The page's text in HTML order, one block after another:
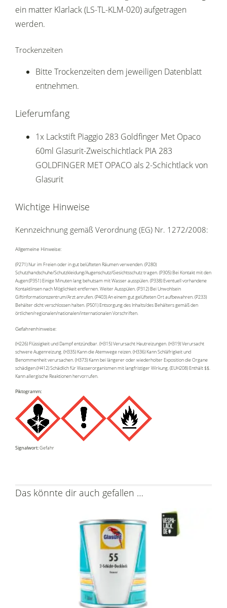
ein matter Klarlack (LS-TL-KLM-020) aufgetragen
werden.
Trockenzeiten
Bitte Trockenzeiten dem jeweiligen Datenblatt
entnehmen.
Lieferumfang
1x Lackstift Piaggio 283 Goldfinger Met Opaco
60ml Glasurit-Zweischichtlack PIA 283
GOLDFINGER MET OPACO als 2-Schichtlack von
Glasurit
Wichtige Hinweise
Kennzeichnung gemäß Verordnung (EG) Nr. 1272/2008:
Allgemeine Hinweise:
(P271) Nur im Freien oder in gut belüfteten Räumen verwenden. (P280)
Schutzhandschuhe/Schutzkleidung/Augenschutz/Gesichtsschutz tragen. (P305) Bei Kontakt mit den
Augen:(P351) Einige Minuten lang behutsam mit Wasser ausspülen. (P338) Eventuell vorhandene
Kontaktlinsen nach Möglichkeit entfernen. Weiter Ausspülen. (P312) Bei Unwohlsein
Giftinformationszentrum/Arzt anrufen. (P403) An einem gut gelüfteten Ort aufbewahren. (P233)
Behälter dicht verschlossen halten. (P501) Entsorgung des Inhalts/des Behälters gemäß den
örtlichen/regionalen/nationalen/internationalen Vorschriften.
Gefahrenhinweise:
(H226) Flüssigkeit und Dampf entzündbar. (H315) Verursacht Hautreizungen. (H319) Verursacht
schwere Augenreizung. (H335) Kann die Atemwege reizen. (H336) Kann Schläfrigkeit und
Benommenheit verursachen. (H373) Kann bei längerer oder wiederholter Exposition die Organe
schädigen.(H412) Schädlich für Wasserorganismen mit langfristiger Wirkung. (EUH208) Enthält $$.
Kann allergische Reaktionen hervorrufen.
Piktogramm:
Signalwort:Gefahr
Das könnte dir auch gefallen …